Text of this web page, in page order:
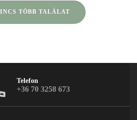
TÖBB TALÁLAT
Telefon
+36 70 3258 673